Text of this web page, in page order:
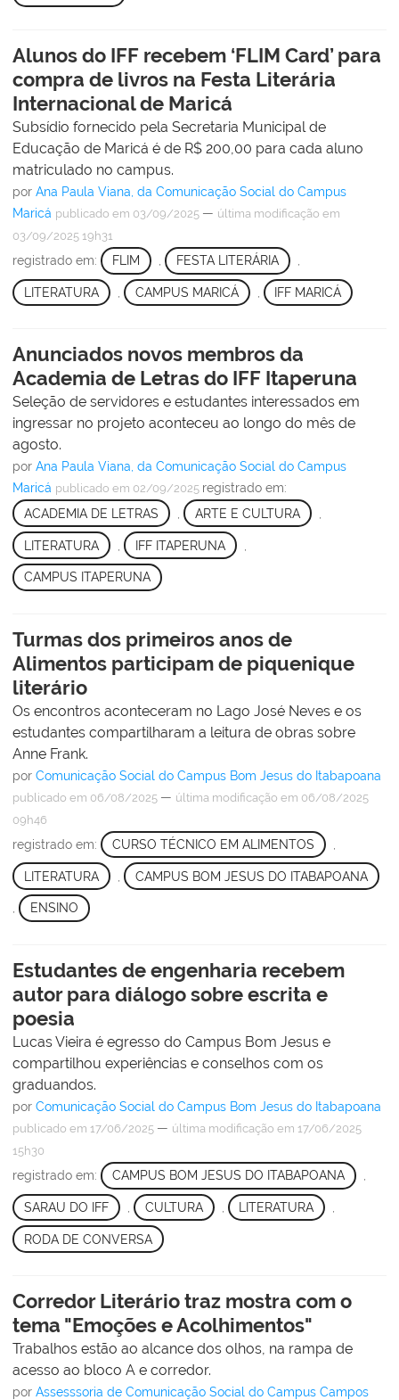
Alunos do IFF recebem ‘FLIM Card’ para
compra de livros na Festa Literária
Internacional de Maricá
Subsídio fornecido pela Secretaria Municipal de
Educação de Maricá é de R$ 200,00 para cada aluno
matriculado no campus.
por Ana Paula Viana, da Comunicação Social do Campus
Maricá publicado em 03/09/2025 — última modificação em
03/09/2025 19h31
registrado em: FLIM , FESTA LITERÁRIA ,
LITERATURA CAMPUS MARICÁ IFF MARICÁ
Anunciados novos membros da
Academia de Letras do IFF Itaperuna
Seleção de servidores e estudantes interessados em
ingressar no projeto aconteceu ao longo do mês de
agosto.
por Ana Paula Viana, da Comunicação Social do Campus
Maricá publicado em 02/09/2025 registrado em:
ACADEMIA DE LETRAS
ARTE E CULTURA
LITERATURA IFF ITAPERUNA
CAMPUS ITAPERUNA
Turmas dos primeiros anos de
Alimentos participam de piquenique
literário
Os encontros aconteceram no Lago José Neves e os
estudantes compartilharam a leitura de obras sobre
Anne Frank.
por Comunicação Social do Campus Bom Jesus do Itabapoana
publicado em 06/08/2025 — última modificação em 06/08/2025
09h46
registrado em: CURSO TÉCNICO EM ALIMENTOS
LITERATURA CAMPUS BOM JESUS DO ITABAPOANA
, ENSINO
Estudantes de engenharia recebem
autor para diálogo sobre escrita e
poesia
Lucas Vieira é egresso do Campus Bom Jesus e
compartilhou experiências e conselhos com os
graduandos.
por Comunicação Social do Campus Bom Jesus do Itabapoana
publicado em 17/06/2025 — última modificação em 17/06/2025
15h30
registrado em: CAMPUS BOM JESUS DO ITABAPOANA
SARAU DO IFF CULTURA LITERATURA
RODA DE CONVERSA
Corredor Literário traz mostra com o
tema "Emoções e Acolhimentos"
Trabalhos estão ao alcance dos olhos, na rampa de
acesso ao bloco A e corredor.
por Assesssoria de Comunicação Social do Campus Campos